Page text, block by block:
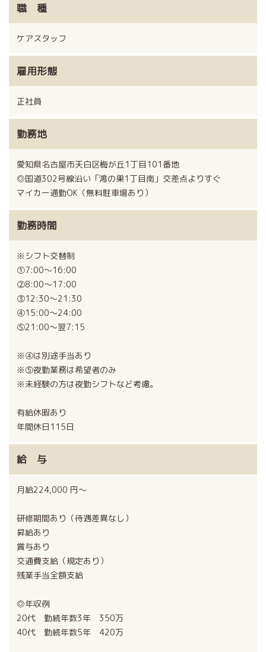
職 種
ケアスタッフ
雇用形態
正社員
勤務地
愛知県名古屋市天白区梅が丘1丁目101番地
◎国道302号線沿い「鴻の巣1丁目南」交差点よりすぐ
マイカー通勤OK（無料駐車場あり）
勤務時間
※シフト交替制
①7:00～16:00
②8:00～17:00
③12:30～21:30
④15:00～24:00
⑤21:00～翌7:15
※④は別途手当あり
※⑤夜勤業務は希望者のみ
※未経験の方は夜勤シフトなど考慮。
有給休暇あり
年間休日115日
給 与
月給224,000 円〜
研修期間あり（待遇差異なし）
昇給あり
賞与あり
交通費支給（規定あり）
残業手当全額支給
◎年収例
20代 勤続年数3年 350万
40代 勤続年数5年 420万